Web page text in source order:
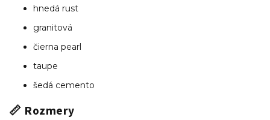
hnedá rust
granitová
čierna pearl
taupe
šedá cemento
📏 Rozmery